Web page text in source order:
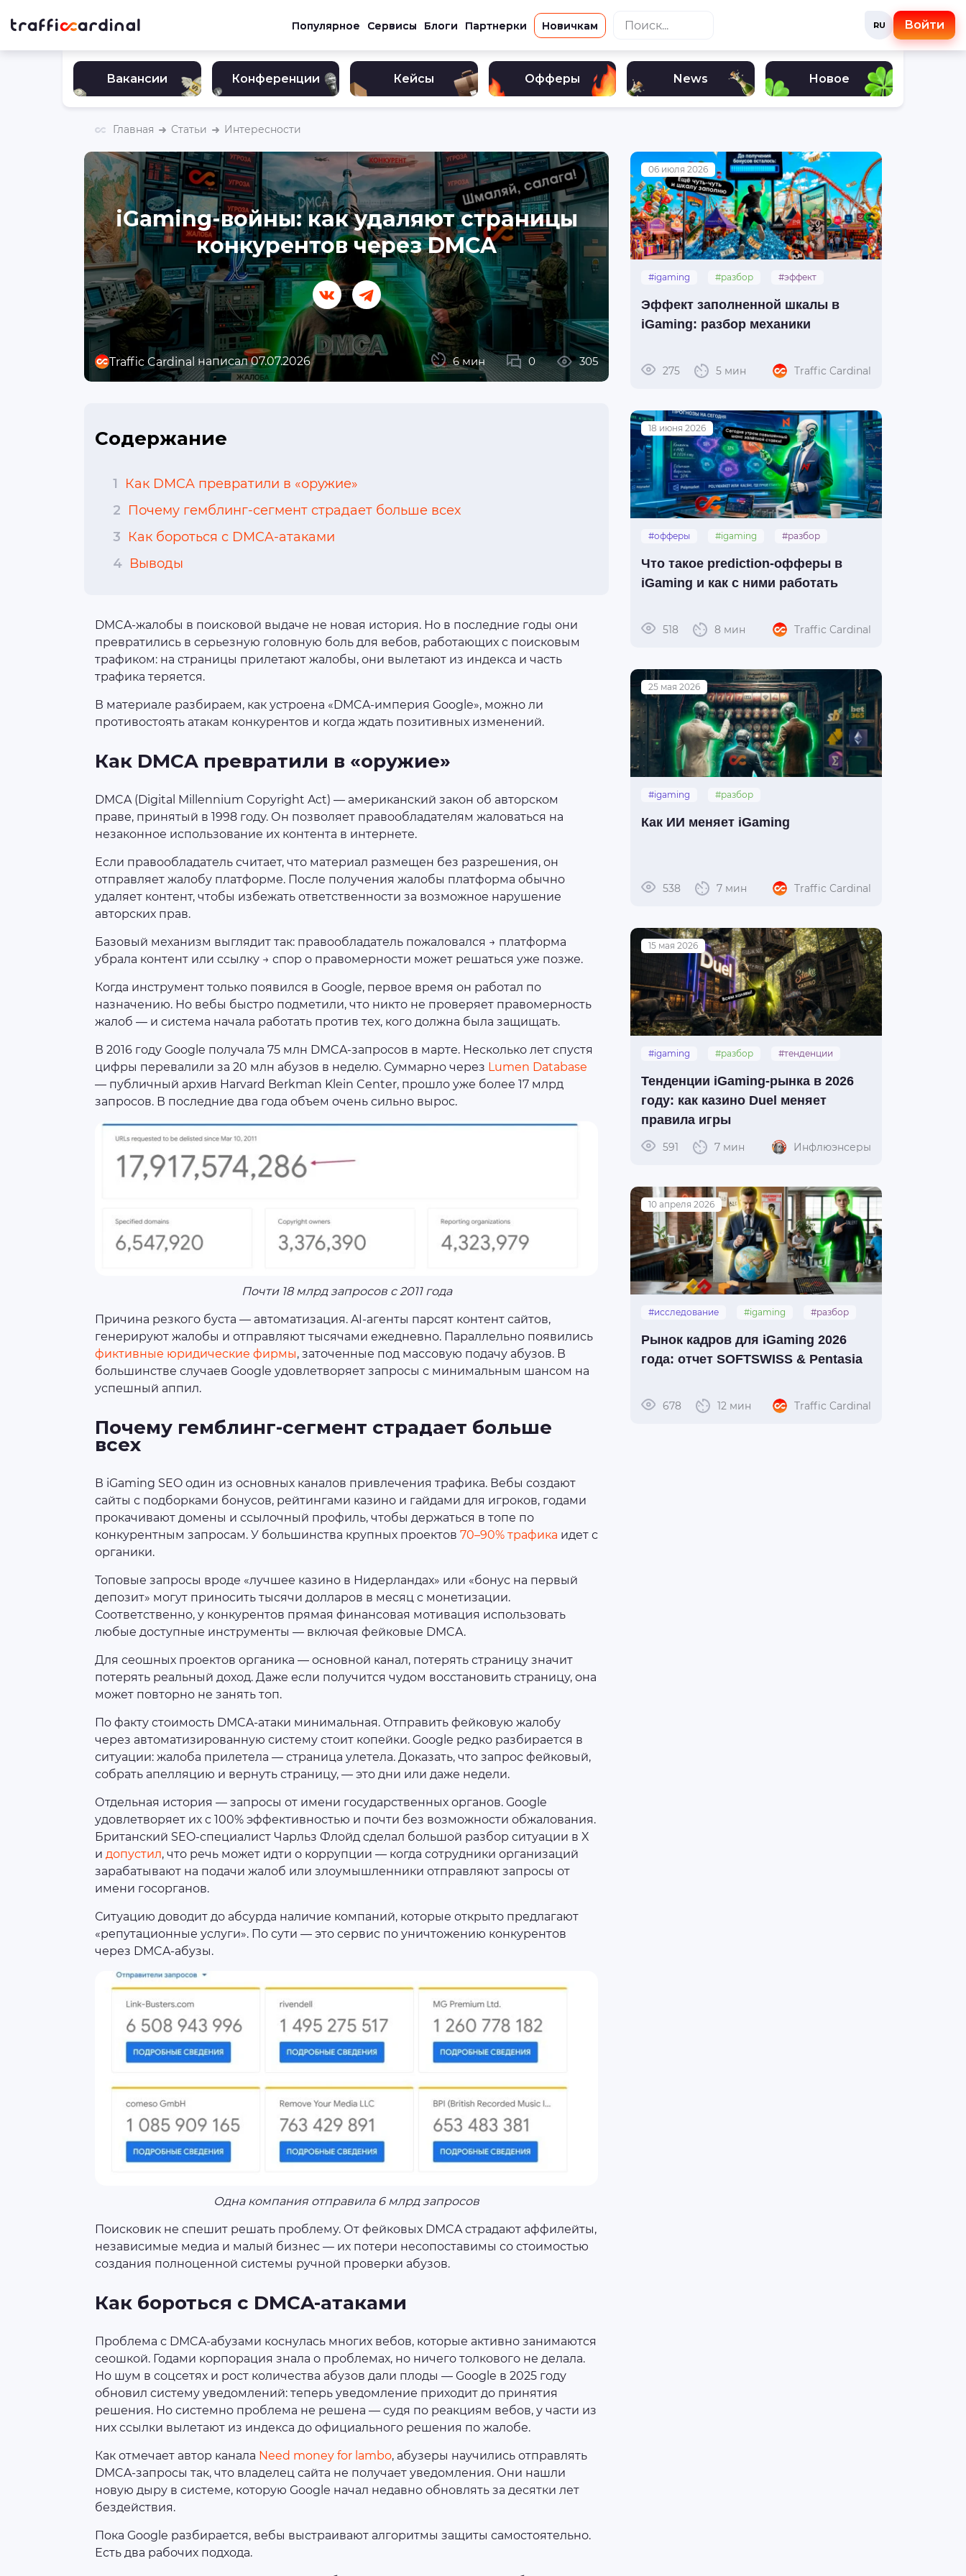
Популярное Сервисы Блоги Партнерки Новичкам RU Войти
Вакансии Конференции Кейсы Офферы News Новое
Главная Статьи Интересности
iGaming-войны: как удаляют страницы
конкурентов через DMCA
Traffic Cardinalнаписал 07.07.2026 6 мин 0 305
Содержание
1
Как DMCA превратили в «оружие»
2 Почему гемблинг-сегмент страдает больше всех
3 Как бороться с DMCA-атаками
4 Выводы
DMCA-жалобы в поисковой выдаче не новая история. Но в последние годы они
превратились в серьезную головную боль для вебов, работающих с поисковым
трафиком: на страницы прилетают жалобы, они вылетают из индекса и часть
трафика теряется.
В материале разбираем, как устроена «DMCA-империя Google», можно ли
противостоять атакам конкурентов и когда ждать позитивных изменений.
Как DMCA превратили в «оружие»
DMCA (Digital Millennium Copyright Act) — американский закон об авторском
праве, принятый в 1998 году. Он позволяет правообладателям жаловаться на
незаконное использование их контента в интернете.
Если правообладатель считает, что материал размещен без разрешения, он
отправляет жалобу платформе. После получения жалобы платформа обычно
удаляет контент, чтобы избежать ответственности за возможное нарушение
авторских прав.
Базовый механизм выглядит так: правообладатель пожаловался → платформа
убрала контент или ссылку → спор о правомерности может решаться уже позже.
Когда инструмент только появился в Google, первое время он работал по
назначению. Но вебы быстро подметили, что никто не проверяет правомерность
жалоб — и система начала работать против тех, кого должна была защищать.
В 2016 году Google получала 75 млн DMCA-запросов в марте. Несколько лет спустя
цифры перевалили за 20 млн абузов в неделю. Суммарно через Lumen Database
— публичный архив Harvard Berkman Klein Center, прошло уже более 17 млрд
запросов. В последние два года объем очень сильно вырос.
Почти 18 млрд запросов с 2011 года
Причина резкого буста — автоматизация. AI-агенты парсят контент сайтов,
генерируют жалобы и отправляют тысячами ежедневно. Параллельно появились
фиктивные юридические фирмы, заточенные под массовую подачу абузов. В
большинстве случаев Google удовлетворяет запросы с минимальным шансом на
успешный аппил.
Почему гемблинг-сегмент страдает больше
всех
В iGaming SEO один из основных каналов привлечения трафика. Вебы создают
сайты с подборками бонусов, рейтингами казино и гайдами для игроков, годами
прокачивают домены и ссылочный профиль, чтобы держаться в топе по
конкурентным запросам. У большинства крупных проектов 70–90% трафика идет с
органики.
Топовые запросы вроде «лучшее казино в Нидерландах» или «бонус на первый
депозит» могут приносить тысячи долларов в месяц с монетизации.
Соответственно, у конкурентов прямая финансовая мотивация использовать
любые доступные инструменты — включая фейковые DMCA.
Для сеошных проектов органика — основной канал, потерять страницу значит
потерять реальный доход. Даже если получится чудом восстановить страницу, она
может повторно не занять топ.
По факту стоимость DMCA-атаки минимальная. Отправить фейковую жалобу
через автоматизированную систему стоит копейки. Google редко разбирается в
ситуации: жалоба прилетела — страница улетела. Доказать, что запрос фейковый,
собрать апелляцию и вернуть страницу, — это дни или даже недели.
Отдельная история — запросы от имени государственных органов. Google
удовлетворяет их с 100% эффективностью и почти без возможности обжалования.
Британский SEO-специалист Чарльз Флойд сделал большой разбор ситуации в X
и допустил, что речь может идти о коррупции — когда сотрудники организаций
зарабатывают на подачи жалоб или злоумышленники отправляют запросы от
имени госорганов.
Ситуацию доводит до абсурда наличие компаний, которые открыто предлагают
«репутационные услуги». По сути — это сервис по уничтожению конкурентов
через DMCA-абузы.
Одна компания отправила 6 млрд запросов
Поисковик не спешит решать проблему. От фейковых DMCA страдают аффилейты,
независимые медиа и малый бизнес — их потери несопоставимы со стоимостью
создания полноценной системы ручной проверки абузов.
Как бороться с DMCA-атаками
Проблема с DMCA-абузами коснулась многих вебов, которые активно занимаются
сеошкой. Годами корпорация знала о проблемах, но ничего толкового не делала.
Но шум в соцсетях и рост количества абузов дали плоды — Google в 2025 году
обновил систему уведомлений: теперь уведомление приходит до принятия
решения. Но системно проблема не решена — судя по реакциям вебов, у части из
них ссылки вылетают из индекса до официального решения по жалобе.
Как отмечает автор канала Need money for lambo, абузеры научились отправлять
DMCA-запросы так, что владелец сайта не получает уведомления. Они нашли
новую дыру в системе, которую Google начал недавно обновлять за десятки лет
бездействия.
Пока Google разбирается, вебы выстраивают алгоритмы защиты самостоятельно.
Есть два рабочих подхода.
06 июля 2026
#igaming #разбор
#эффект
Эффект заполненной шкалы в
iGaming: разбор механики
275 5 мин Traffic Cardinal
18 июня 2026
#офферы #igaming
#разбор
Что такое prediction-офферы в
iGaming и как с ними работать
518 8 мин Traffic Cardinal
25 мая 2026
#igaming
#разбор
Как ИИ меняет iGaming
538 7 мин Traffic Cardinal
15 мая 2026
#igaming #разбор #тенденции
Тенденции iGaming‑рынка в 2026
году: как казино Duel меняет
правила игры
591 7 мин Инфлюэнсеры
10 апреля 2026
#исследование #igaming
#разбор
Рынок кадров для iGaming 2026
года: отчет SOFTSWISS & Pentasia
678 12 мин Traffic Cardinal